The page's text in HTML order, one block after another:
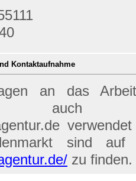
Kontaktaufnahme
an das
auch
sind auf
zu finden.